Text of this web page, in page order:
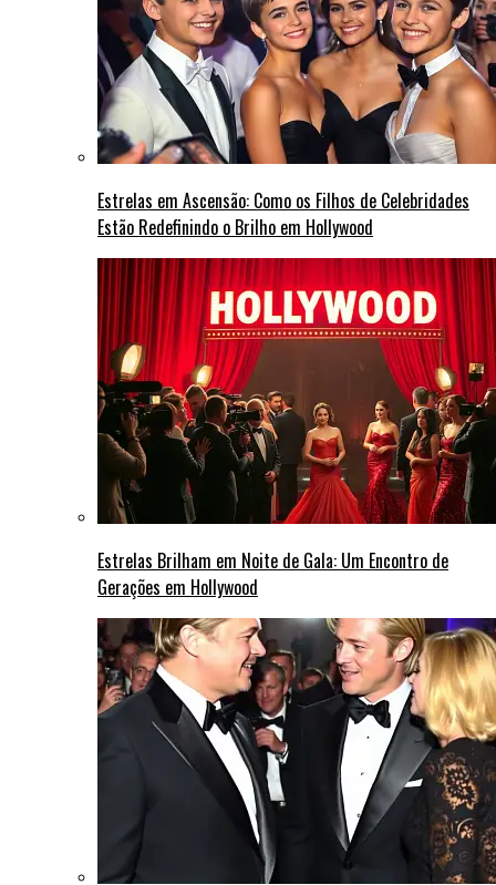
Estrelas em Ascensão: Como os Filhos de Celebridades
Estão Redefinindo o Brilho em Hollywood
Estrelas Brilham em Noite de Gala: Um Encontro de
Gerações em Hollywood